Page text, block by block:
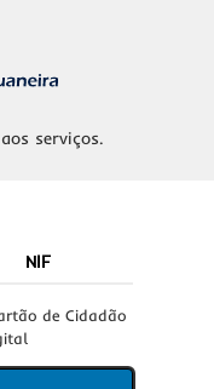
serviços.
NIF
de Cidadão